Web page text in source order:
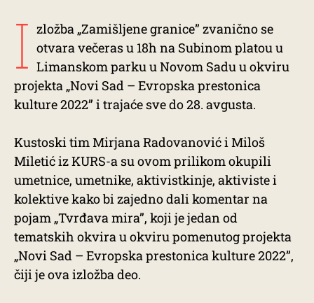
I zložba „Zamišljene granice” zvanično se
otvara večeras u 18h na Subinom platou u
Limanskom parku u Novom Sadu u okviru
projekta „Novi Sad – Evropska prestonica
kulture 2022” i trajaće sve do 28. avgusta.
Kustoski tim Mirjana Radovanović i Miloš
Miletić iz KURS-a su ovom prilikom okupili
umetnice, umetnike, aktivistkinje, aktiviste i
kolektive kako bi zajedno dali komentar na
pojam „Tvrđava mira”, koji je jedan od
tematskih okvira u okviru pomenutog projekta
„Novi Sad – Evropska prestonica kulture 2022”,
čiji je ova izložba deo.